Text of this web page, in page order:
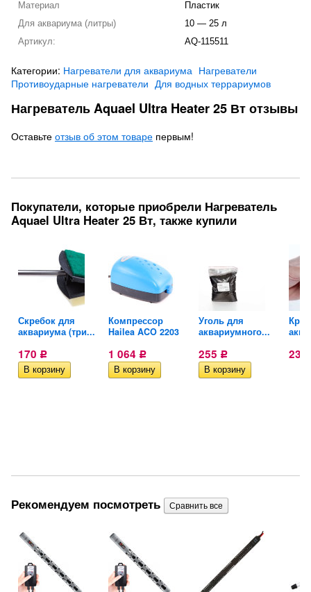
Материал
Пластик
Для аквариума (литры)
10 — 25 л
Артикул:
AQ-115511
Категории: Нагреватели для аквариума Нагреватели
Противоударные нагреватели Для водных террариумов
Нагреватель Aquael Ultra Heater 25 Вт отзывы
Оставьте отзыв об этом товаре первым!
Покупатели, которые приобрели Нагреватель
Aquael Ultra Heater 25 Вт, также купили
Скребок для
аквариума (три...
170 Р
Компрессор
Hailea ACO 2203
1 064 Р
Уголь для
аквариумного...
255 Р 23
Рекомендуем посмотреть